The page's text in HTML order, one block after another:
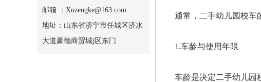
邮箱 ：Xuzengke@163.com
地址：山东省济宁市任城区济水
大道豪德商贸城j区东门
通常，二手幼儿园校车
1.车龄与使用年限
车龄是决定二手幼儿园